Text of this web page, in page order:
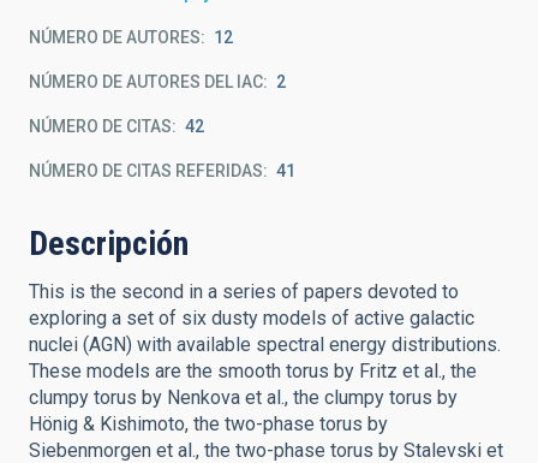
NÚMERO DE AUTORES 12
NÚMERO DE AUTORES DEL IAC 2
NÚMERO DE CITAS 42
NÚMERO DE CITAS REFERIDAS 41
Descripción
This is the second in a series of papers devoted to
exploring a set of six dusty models of active galactic
nuclei (AGN) with available spectral energy distributions.
These models are the smooth torus by Fritz et al., the
clumpy torus by Nenkova et al., the clumpy torus by
Hönig & Kishimoto, the two-phase torus by
Siebenmorgen et al., the two-phase torus by Stalevski et